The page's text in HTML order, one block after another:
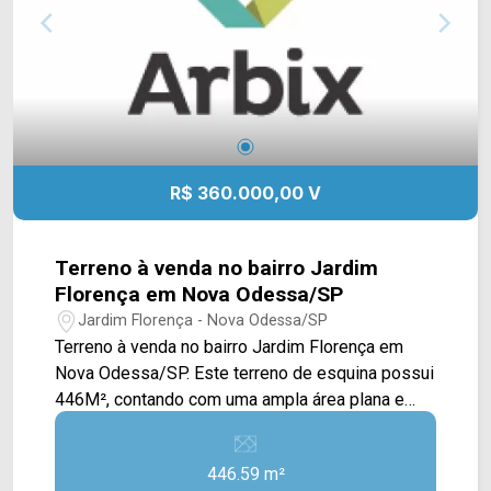
R$ 360.000,00 V
Terreno à venda no bairro Jardim
Florença em Nova Odessa/SP
Jardim Florença - Nova Odessa/SP
Terreno à venda no bairro Jardim Florença em
Nova Odessa/SP. Este terreno de esquina possui
446M², contando com uma ampla área plana e
gramada, já estando com asfalto e postes de
de Souza, Rua Alcides Gonçalves Sobrinho e Av.
446.59 m²